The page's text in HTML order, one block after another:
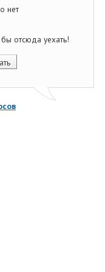
нет
отсюда уехать!